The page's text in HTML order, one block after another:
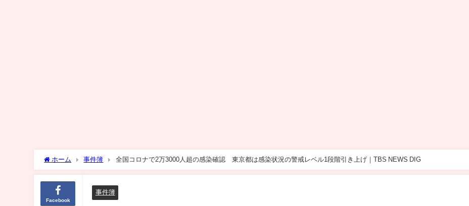
ホーム 事件簿 全国コロナで2万3000人超の感染確認 東京都は感染状況の警戒レベル1段階引き上げ｜TBS NEWS DIG
Facebook
事件簿